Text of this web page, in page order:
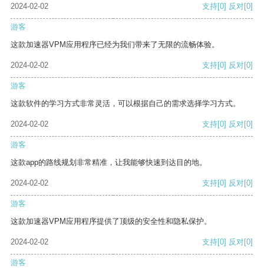
2024-02-02 支持[0] 反对[0]
游客
这款加速器VPM应用程序已经为我们带来了无限的流畅体验。
2024-02-02 支持[0] 反对[0]
游客
这款软件的学习方式非常灵活，可以根据自己的需求选择学习方式。
2024-02-02 支持[0] 反对[0]
游客
这款app的路线规划非常精准，让我能够快速到达目的地。
2024-02-02 支持[0] 反对[0]
游客
这款加速器VPM应用程序提供了顶级的安全性和隐私保护。
2024-02-02 支持[0] 反对[0]
游客